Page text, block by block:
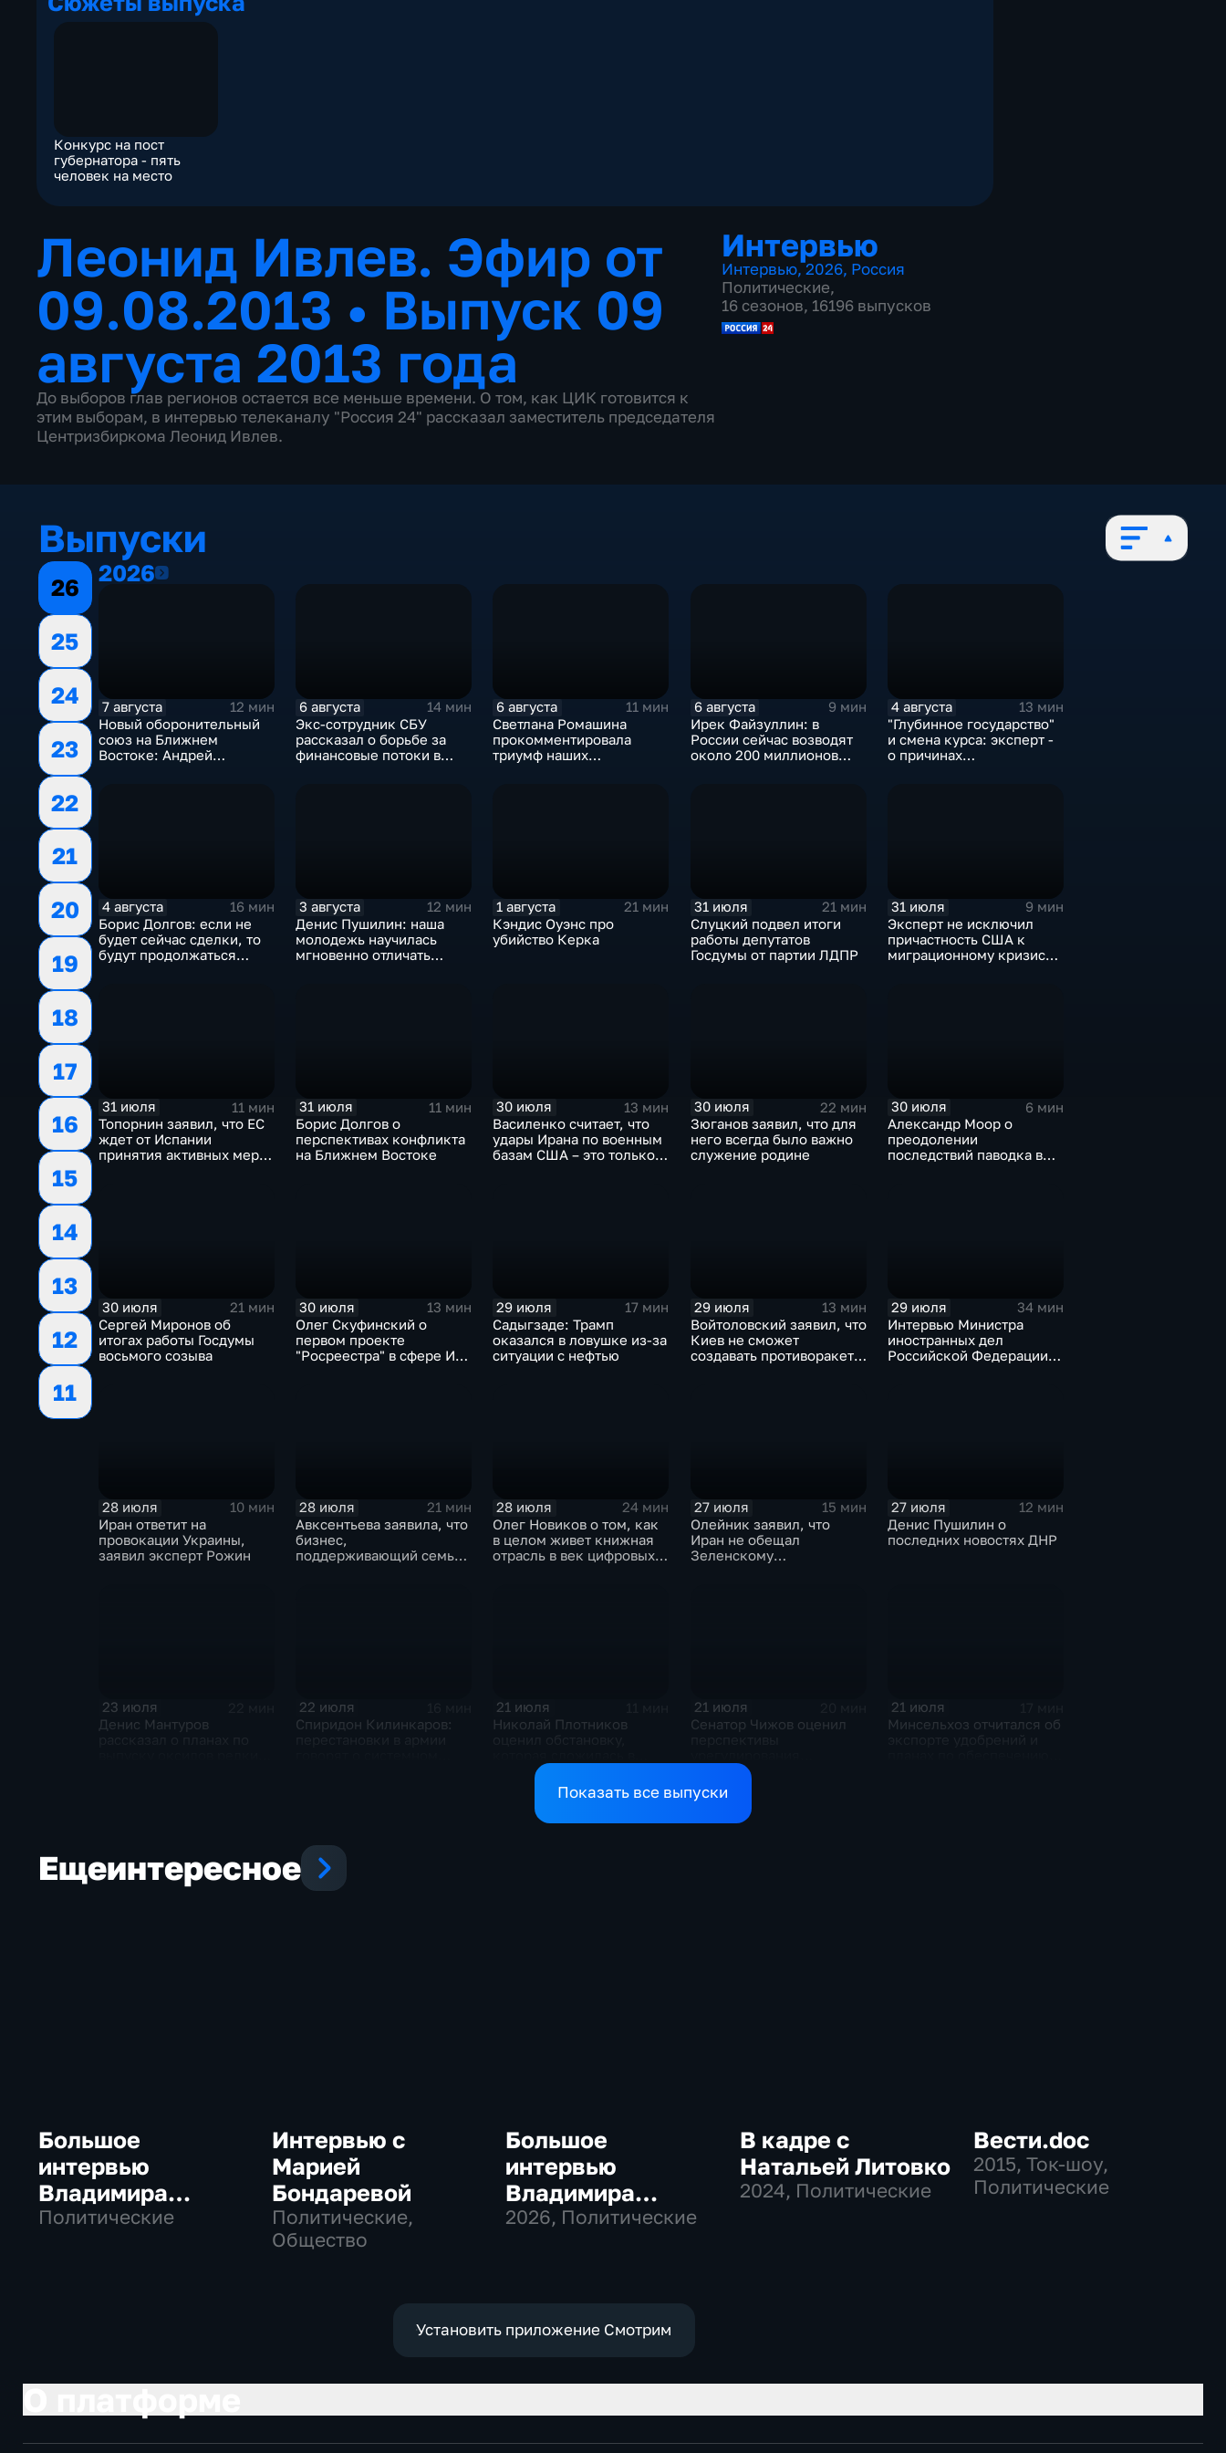
Конкурс на пост
губернатора - пять
человек на место
Леонид Ивлев. Эфир от
09.08.2013 • Выпуск 09
августа 2013 года
До выборов глав регионов остается все меньше времени. О том, как ЦИК готовится к
этим выборам, в интервью телеканалу "Россия 24" рассказал заместитель председателя
Центризбиркома Леонид Ивлев.
Интервью
Интервью,2026, Россия
Политические,
16 сезонов, 16196 выпусков
Выпуски
26
25
24
23
22
21
20
19
18
17
16
15
14
13
12
11
20262026
7 августа
12 мин
Новый оборонительный
союз на Ближнем
Востоке: Андрей
6 августа
14 мин
Экс-сотрудник СБУ
рассказал о борьбе за
финансовые потоки в
6 августа
11 мин
Светлана Ромашина
прокомментировала
триумф наших
6 августа
9 мин
Ирек Файзуллин: в
России сейчас возводят
около 200 миллионов
4 августа
13 мин
"Глубинное государство"
и смена курса: эксперт -
о причинах
4 августа
16 мин
Борис Долгов: если не
будет сейчас сделки, то
будут продолжаться
3 августа
12 мин
Денис Пушилин: наша
молодежь научилась
мгновенно отличать
1 августа
21 мин
Кэндис Оуэнс про
убийство Керка
31 июля
21 мин
Слуцкий подвел итоги
работы депутатов
Госдумы от партии ЛДПР
31 июля
9 мин
Эксперт не исключил
причастность США к
миграционному кризису в
31 июля
11 мин
Топорнин заявил, что ЕС
ждет от Испании
принятия активных мер
31 июля
11 мин
Борис Долгов о
перспективах конфликта
на Ближнем Востоке
30 июля
13 мин
Василенко считает, что
удары Ирана по военным
базам США – это только
30 июля
22 мин
Зюганов заявил, что для
него всегда было важно
служение родине
30 июля
6 мин
Александр Моор о
преодолении
последствий паводка в
30 июля
21 мин
Сергей Миронов об
итогах работы Госдумы
восьмого созыва
30 июля
13 мин
Олег Скуфинский о
первом проекте
"Росреестра" в сфере ИИ
29 июля
17 мин
Садыгзаде: Трамп
оказался в ловушке из-за
ситуации с нефтью
29 июля
13 мин
Войтоловский заявил, что
Киев не сможет
создавать противоракеты
29 июля
34 мин
Интервью Министра
иностранных дел
Российской Федерации,
28 июля
10 мин
Иран ответит на
провокации Украины,
заявил эксперт Рожин
28 июля
21 мин
Авксентьева заявила, что
бизнес,
поддерживающий семьи,
28 июля
24 мин
Олег Новиков о том, как
в целом живет книжная
отрасль в век цифровых
27 июля
15 мин
Олейник заявил, что
Иран не обещал
Зеленскому
27 июля
12 мин
Денис Пушилин о
последних новостях ДНР
23 июля
Денис Мантуров
22 июля
Спиридон Килинкаров:
21 июля
Николай Плотников
отношениях между США
21 июля
Сенатор Чижов оценил
конфликтов на Ближнем
Востоке и диалог с
Европой
21 июля
Минсельхоз отчитался об
Показать все выпуски
Ещеинтересное
Большое
интервью
Владимира
Путина Сергею
Политические
Интервью с
Марией
Бондаревой
Политические,
Общество
Большое
интервью
Владимира
Соловьева
2026, Политические
В кадре с
Натальей Литовко
2024, Политические
Вести.doc
2015, Ток-шоу,
Политические
Установить приложение Смотрим